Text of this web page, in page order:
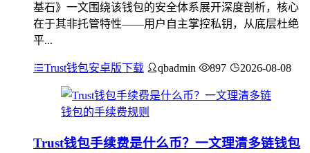
基石》一文围绕该钱包的安全体系展开深度剖析，核心
在于其非托管特性——用户自主掌控私钥，从底层杜绝
平...
Trust钱包安卓版下载 qbadmin 897 2026-08-08
Trust钱包手续费是什么币？一文理清多链钱包